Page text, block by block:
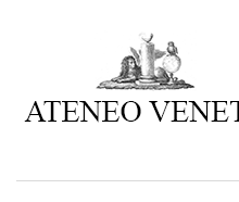
Ateneo
è